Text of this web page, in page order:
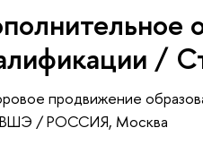
/
продвижение
/ РОССИЯ, Москва